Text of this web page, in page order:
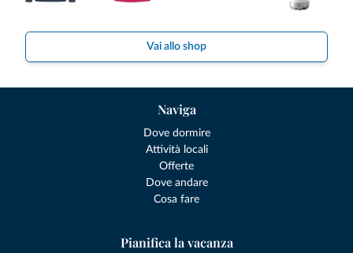
Vai allo shop
Naviga
Dove dormire
Attività locali
Offerte
Dove andare
Cosa fare
Pianifica la vacanza